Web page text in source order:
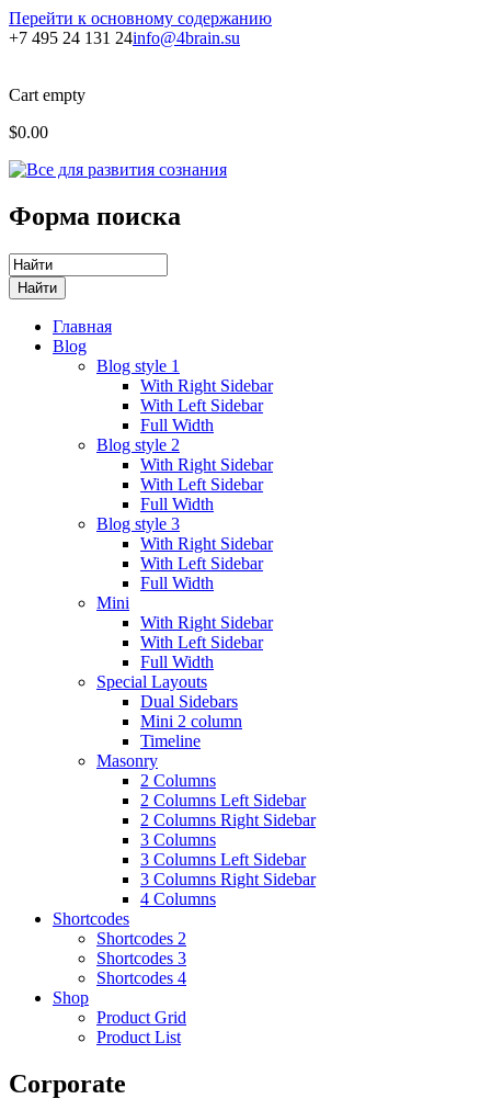
Перейти к основному содержанию
+7 495 24 131 24info@4brain.su
Cart empty
$0.00
Форма поиска
Главная
Blog
Blog style 1
With Right Sidebar
With Left Sidebar
Full Width
Blog style 2
With Right Sidebar
With Left Sidebar
Full Width
Blog style 3
With Right Sidebar
With Left Sidebar
Full Width
Mini
With Right Sidebar
With Left Sidebar
Full Width
Special Layouts
Dual Sidebars
Mini 2 column
Timeline
Masonry
2 Columns
2 Columns Left Sidebar
2 Columns Right Sidebar
3 Columns
3 Columns Left Sidebar
3 Columns Right Sidebar
4 Columns
Shortcodes
Shortcodes 2
Shortcodes 3
Shortcodes 4
Shop
Product Grid
Product List
Corporate